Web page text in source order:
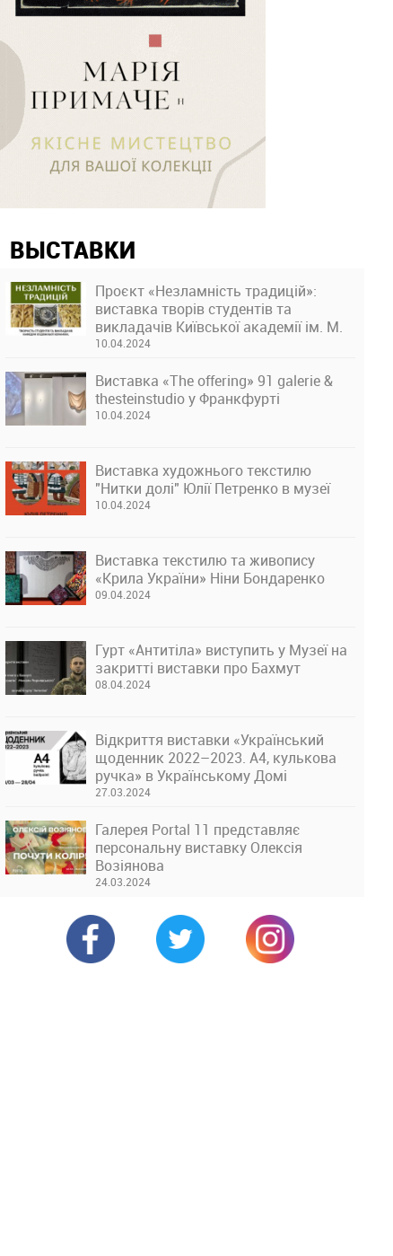
ВЫСТАВКИ
Проєкт «Незламність традицій»:
виставка творів студентів та
викладачів Київської академії ім. М.
Бойчука
10.04.2024
Виставка «The offering» 91 galerie &
thesteinstudio у Франкфурті
10.04.2024
Виставка художнього текстилю
"Нитки долі" Юлії Петренко в музеї
10.04.2024
Виставка текстилю та живопису
«Крила України» Ніни Бондаренко
09.04.2024
Гурт «Антитіла» виступить у Музеї на
закритті виставки про Бахмут
08.04.2024
Відкриття виставки «Український
щоденник 2022–2023. А4, кулькова
ручка» в Українському Домі
27.03.2024
Галерея Portal 11 представляє
персональну виставку Олексія
Возіянова
24.03.2024